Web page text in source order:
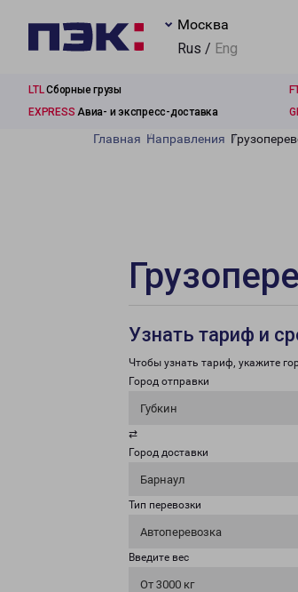
Москва
Rus / Eng
LTLСборные грузы
EXPRESS Авиа- и экспресс-доставка
Главная Направления
Узнать тариф и
Чтобы узнать тариф, укажите
Город отправки
Губкин
⇄
Город доставки
Барнаул
Тип перевозки
Автоперевозка
Введите вес
От 3000 кг